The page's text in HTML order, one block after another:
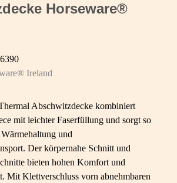
Horseware®
6390
Ireland
Abschwitzdecke kombiniert
mit leichter Faserfüllung und sorgt so
und
Der körpernahe Schnitt und
bieten hohen Komfort und
Mit Klettverschluss vorn abnehmbaren